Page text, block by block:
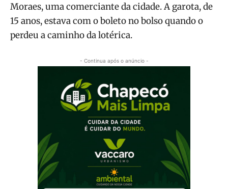
Moraes, uma comerciante da cidade. A garota, de
15 anos, estava com o boleto no bolso quando o
perdeu a caminho da lotérica.
- Continua após o anúncio -